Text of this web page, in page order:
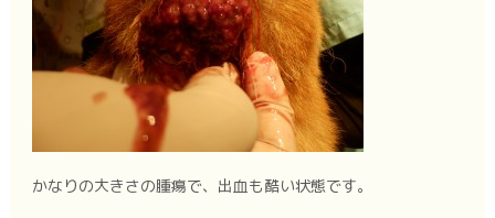
かなりの大きさの腫瘍で、出血も酷い状態です。